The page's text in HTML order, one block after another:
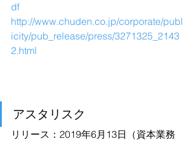
df
http://www.chuden.co.jp/corporate/publ
icity/pub_release/press/3271325_2143
2.html
アスタリスク
リリース：2019年6月13日（資本業務